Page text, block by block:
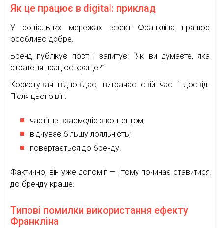
Як це працює в digital: приклад
У соціальних мережах ефект Франкліна працює
особливо добре.
Бренд публікує пост і запитує: “Як ви думаєте, яка
стратегія працює краще?”
Користувач відповідає, витрачає свій час і досвід.
Після цього він:
частіше взаємодіє з контентом;
відчуває більшу лояльність;
повертається до бренду.
Фактично, він уже допоміг — і тому починає ставитися
до бренду краще.
Типові помилки використання ефекту
Франкліна